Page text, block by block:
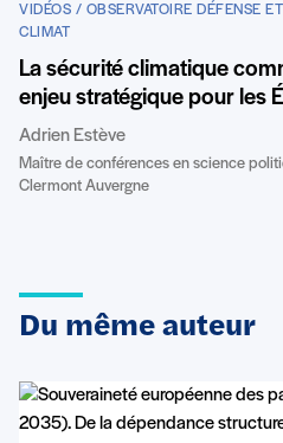
VIDÉOS / OBSERVATOIRE DÉFENSE ET
CLIMAT
La sécurité climatique
enjeu stratégique pour les
Adrien Estève
Maître de conférences en science
Clermont Auvergne
Du même auteur